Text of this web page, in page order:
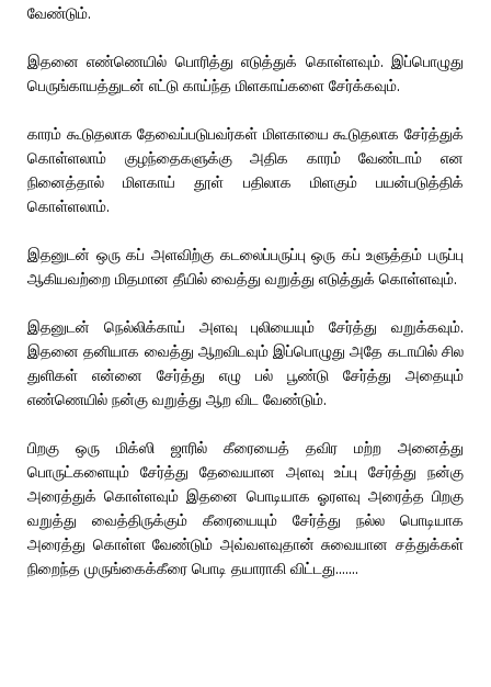
வேண்டும்.
இதனை எண்ணெயில் பொரித்து எடுத்துக் கொள்ளவும். இப்பொழுது
பெருங்காயத்துடன் எட்டு காய்ந்த மிளகாய்களை சேர்க்கவும்.
காரம் கூடுதலாக தேவைப்படுபவர்கள் மிளகாயை கூடுதலாக சேர்த்துக்
கொள்ளலாம் குழந்தைகளுக்கு அதிக காரம் வேண்டாம் என
நினைத்தால் மிளகாய் தூள் பதிலாக மிளகும் பயன்படுத்திக்
கொள்ளலாம்.
இதனுடன் ஒரு கப் அளவிற்கு கடலைப்பருப்பு ஒரு கப் உளுத்தம் பருப்பு
ஆகியவற்றை மிதமான தீயில் வைத்து வறுத்து எடுத்துக் கொள்ளவும்.
இதனுடன் நெல்லிக்காய் அளவு புலியையும் சேர்த்து வறுக்கவும்.
இதனை தனியாக வைத்து ஆறவிடவும் இப்பொழுது அதே கடாயில் சில
துளிகள் என்னை சேர்த்து எழு பல் பூண்டு சேர்த்து அதையும்
எண்ணெயில் நன்கு வறுத்து ஆற விட வேண்டும்.
பிறகு ஒரு மிக்ஸி ஜாரில் கீரையைத் தவிர மற்ற அனைத்து
பொருட்களையும் சேர்த்து தேவையான அளவு உப்பு சேர்த்து நன்கு
அரைத்துக் கொள்ளவும் இதனை பொடியாக ஓரளவு அரைத்த பிறகு
வறுத்து வைத்திருக்கும் கீரையையும் சேர்த்து நல்ல பொடியாக
அரைத்து கொள்ள வேண்டும் அவ்வளவுதான் சுவையான சத்துக்கள்
நிறைந்த முருங்கைக்கீரை பொடி தயாராகி விட்டது.......